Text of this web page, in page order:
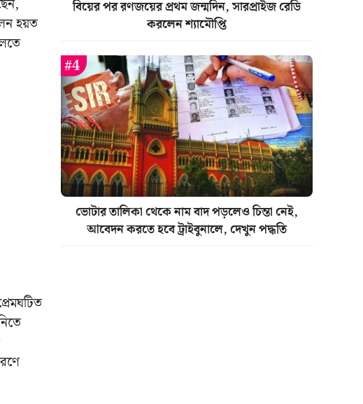
হয়ত
বিয়ের পর রণজয়ের প্রথম জন্মদিন, সারপ্রাইজ রেডি
করলেন শ্যামৌপ্তি
ভোটার তালিকা থেকে নাম বাদ পড়লেও চিন্তা নেই,
আবেদন করতে হবে ট্রাইবুনালে, দেখুন পদ্ধতি